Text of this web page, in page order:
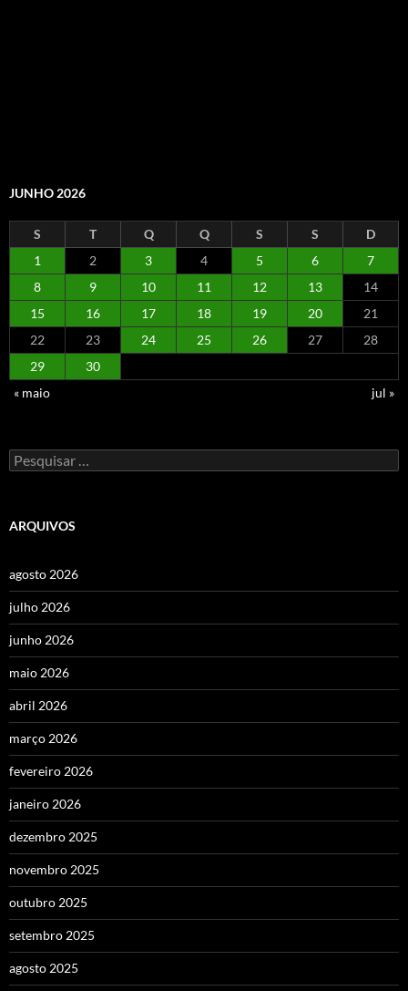
JUNHO 2026
S T Q Q S S
D
1
2 3 4 5 6
7
8
9 10 11 12 13
14
15
16 17 18 19 20
21
22
23 24 25 26 27
28
29
30
« maio
jul »
Pesquisar
por:
ARQUIVOS
agosto 2026
julho 2026
junho 2026
maio 2026
abril 2026
março 2026
fevereiro 2026
janeiro 2026
dezembro 2025
novembro 2025
outubro 2025
setembro 2025
agosto 2025